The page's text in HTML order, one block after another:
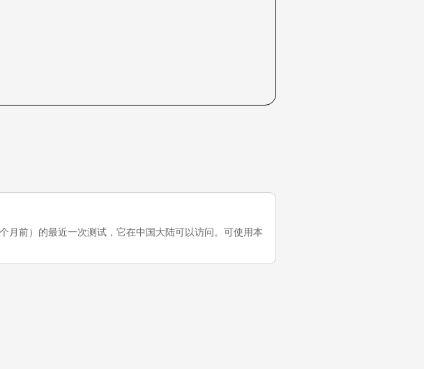
前）的最近一次测试，它在中国大陆可以访问。可使用本